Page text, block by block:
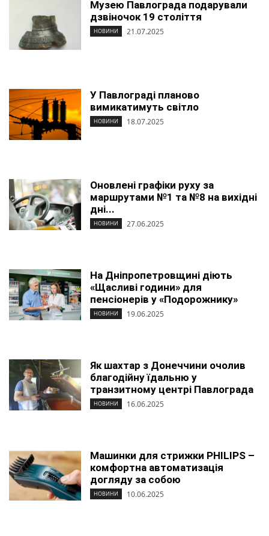
Музею Павлограда подарували
дзвіночок 19 століття
НОВИНИ 21.07.2025
У Павлограді планово
вимикатимуть світло
НОВИНИ 18.07.2025
Оновлені графіки руху за
маршрутами №1 та №8 на вихідні
дні...
НОВИНИ 27.06.2025
На Дніпропетровщині діють
«Щасливі години» для
пенсіонерів у «Подорожнику»
НОВИНИ 19.06.2025
Як шахтар з Донеччини очолив
благодійну їдальню у
транзитному центрі Павлограда
НОВИНИ 16.06.2025
Машинки для стрижки PHILIPS –
комфортна автоматизація
догляду за собою
НОВИНИ 10.06.2025